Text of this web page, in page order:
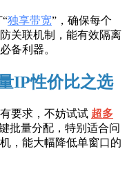
独享带宽”，确保每个
关联机制，能有效隔离
备利器。
IP性价比之选
要求，不妨试试 超多
批量分配，特别适合问
，能大幅降低单窗口的